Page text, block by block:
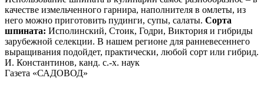
качестве измельченного гарнира, наполнителя в омлеты, из
него можно приготовить пудинги, супы, салаты. Сорта
шпината: Исполинский, Стоик, Годри, Виктория и гибриды
зарубежной селекции. В нашем регионе для ранневесеннего
выращивания подойдет, практически, любой сорт или гибрид.
И. Константинов, канд. с.-х. наук
Газета «САДОВОД»